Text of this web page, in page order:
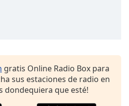
gratis Online Radio Box para
sus estaciones de radio en
dondequiera que esté!